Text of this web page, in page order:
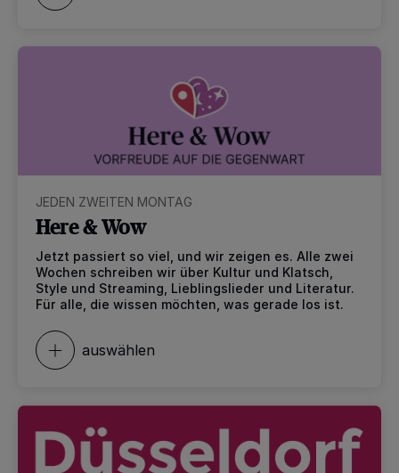
JEDEN ZWEITEN MONTAG
Here & Wow
Jetzt passiert so viel, und wir zeigen es. Alle zwei
Wochen schreiben wir über Kultur und Klatsch,
Style und Streaming, Lieblingslieder und Literatur.
Für alle, die wissen möchten, was gerade los ist.
auswählen